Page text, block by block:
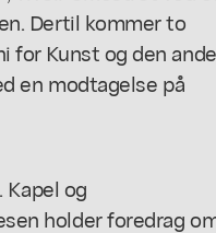
Dertil kommer to
for Kunst og den
en modtagelse på
og
holder foredrag